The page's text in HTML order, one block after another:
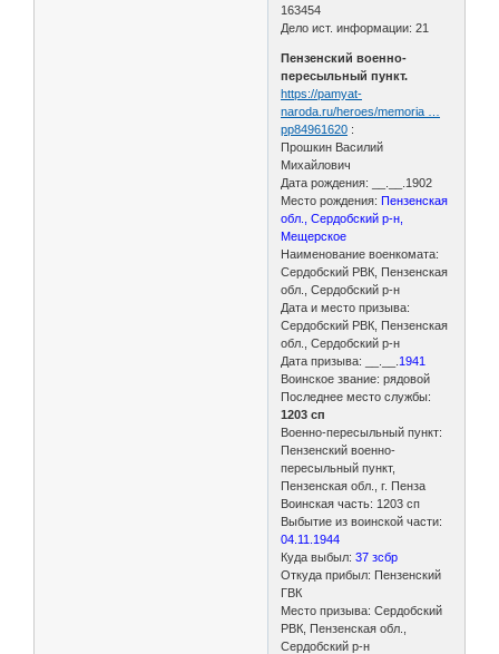
163454
Дело ист. информации: 21
Пензенский военно-
пересыльный пункт.
https://pamyat-
naroda.ru/heroes/memoria …
pp84961620 :
Прошкин Василий
Михайлович
Дата рождения: __.__.1902
Место рождения:Пензенская
обл., Сердобский р-н,
Мещерское
Наименование военкомата:
Сердобский РВК, Пензенская
обл., Сердобский р-н
Дата и место призыва:
Сердобский РВК, Пензенская
обл., Сердобский р-н
Дата призыва: __.__. 1941
Воинское звание: рядовой
Последнее место службы:
1203 сп
Военно-пересыльный пункт:
Пензенский военно-
пересыльный пункт,
Пензенская обл., г. Пенза
Воинская часть: 1203 сп
Выбытие из воинской части:
04.11.1944
Куда выбыл:37 зсбр
Откуда прибыл: Пензенский
ГВК
Место призыва: Сердобский
РВК, Пензенская обл.,
Сердобский р-н